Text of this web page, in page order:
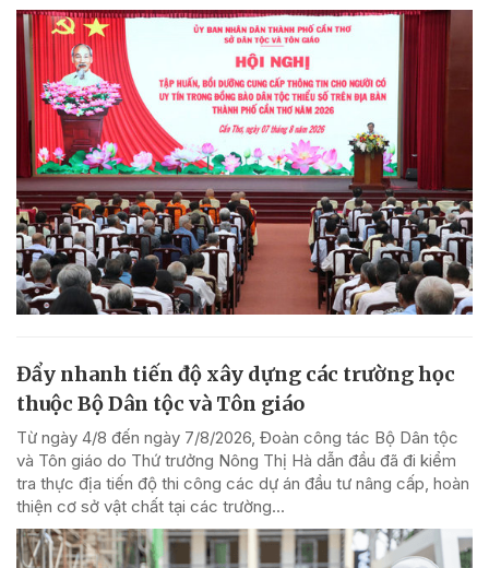
Đẩy nhanh tiến độ xây dựng các trường học
thuộc Bộ Dân tộc và Tôn giáo
Từ ngày 4/8 đến ngày 7/8/2026, Đoàn công tác Bộ Dân tộc
và Tôn giáo do Thứ trưởng Nông Thị Hà dẫn đầu đã đi kiểm
tra thực địa tiến độ thi công các dự án đầu tư nâng cấp, hoàn
thiện cơ sở vật chất tại các trường...